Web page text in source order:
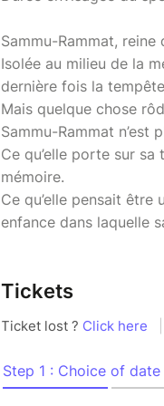
Sammu-Rammat, reine
Isolée au milieu de la
dernière fois la
Mais quelque chose
Sammu-Rammat n’est
Ce qu’elle porte sur sa
mémoire.
Ce qu’elle pensait être
enfance dans laquelle
Tickets